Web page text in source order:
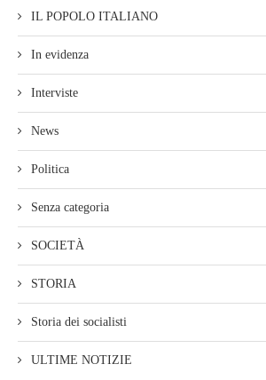
IL POPOLO ITALIANO
In evidenza
Interviste
News
Politica
Senza categoria
SOCIETÀ
STORIA
Storia dei socialisti
ULTIME NOTIZIE